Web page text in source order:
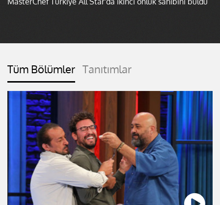
Tüm Bölümler Tanıtımlar